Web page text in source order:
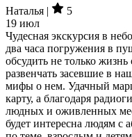
Наталья |
5
19 июл
Чудесная экскурсия в
два часа погружения в
обсудить не только
развенчать засевшие в
мифы о нем. Удачный
карту, а благодаря
людных и оживленных
будет интересна людям